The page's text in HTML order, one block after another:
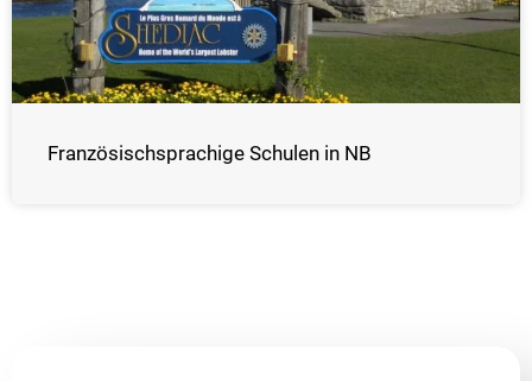
Französischsprachige Schulen in NB